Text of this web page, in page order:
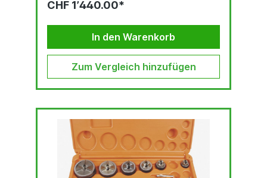
N/mm2)Quadratlocher bis 68 x 68 mm 3.0 mm
N/mm2)Quadratlocher bis 92 x 92 2.0 mm
Stahlblech (S235), 1.5 mm Edelstahl (F = 600
N/mm2)Stanzkraft: 75 kNBetriebsdruck...
CHF 1’440.00*
In den Warenkorb
Zum Vergleich hinzufügen